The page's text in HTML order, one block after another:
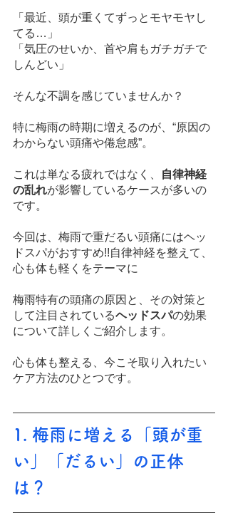
「最近、頭が重くてずっとモヤモヤし
てる…」
「気圧のせいか、首や肩もガチガチで
しんどい」
そんな不調を感じていませんか？
特に梅雨の時期に増えるのが、“原因の
わからない頭痛や倦怠感”。
これは単なる疲れではなく、
自律神経
の乱れが影響しているケースが多いの
です。
今回は、梅雨で重だるい頭痛にはヘッ
ドスパがおすすめ!!自律神経を整えて、
心も体も軽くをテーマに
梅雨特有の頭痛の原因と、その対策と
して注目されているヘッドスパの効果
について詳しくご紹介します。
心も体も整える、今こそ取り入れたい
ケア方法のひとつです。
1. 梅雨に増える「頭が重
い」「だるい」の正体
は？